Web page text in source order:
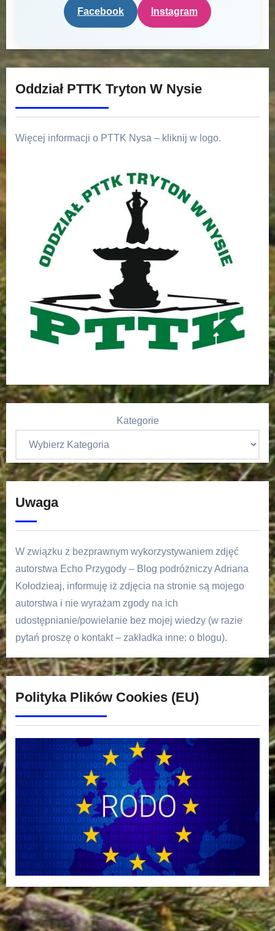
Facebook Instagram
Oddział PTTK Tryton W Nysie
Więcej informacji o PTTK Nysa – kliknij w logo.
Kategorie
Uwaga
W związku z bezprawnym wykorzystywaniem zdjęć
autorstwa Echo Przygody – Blog podróżniczy Adriana
Kołodzieaj, informuję iż zdjęcia na stronie są mojego
autorstwa i nie wyrażam zgody na ich
udostępnianie/powielanie bez mojej wiedzy (w razie
pytań proszę o kontakt – zakładka inne: o blogu).
Polityka Plików Cookies (EU)